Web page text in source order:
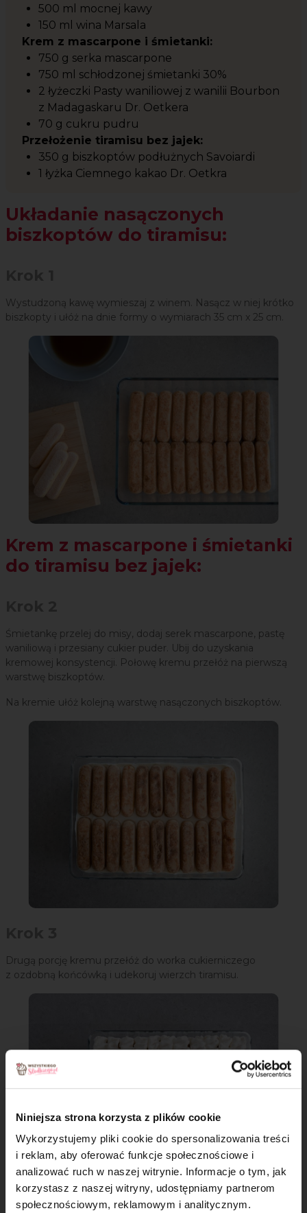
Niniejsza strona korzysta z plików cookie
Wykorzystujemy pliki cookie do spersonalizowania treści
i reklam, aby oferować funkcje społecznościowe i
analizować ruch w naszej witrynie. Informacje o tym, jak
korzystasz z naszej witryny, udostępniamy partnerom
społecznościowym, reklamowym i analitycznym.
500 ml mocnej kawy
150 ml wina Marsala
Krem z mascarpone i śmietanki:
750 g serka mascarpone
750 ml schłodzonej śmietanki 30%
2 łyżeczki Pasty waniliowej z wanilii Bourbon
z Madagaskaru Dr. Oetkera
70 g cukru pudru
Przełożenie tiramisu bez jajek:
350 g biszkoptów podłużnych Savoiardi
1 łyżka Ciemnego kakao Dr. Oetkra
Układanie nasączonych
biszkoptów do tiramisu:
Wystudzoną kawę wymieszaj z winem. Nasącz w niej krótko
biszkopty i ułóż na dnie formy o wymiarach 35 cm x 25 cm.
Krem z mascarpone i śmietanki
do tiramisu bez jajek:
Śmietankę przelej do misy, dodaj serek mascarpone, pastę
waniliową i przesiany cukier puder. Ubij do uzyskania
kremowej konsystencji. Połowę kremu przełóż na pierwszą
warstwę biszkoptów.
Na kremie ułóż kolejną warstwę nasączonych biszkoptów.
Drugą porcję kremu przełóż do worka cukierniczego
z ozdobną końcówką i udekoruj wierzch tiramisu.
×